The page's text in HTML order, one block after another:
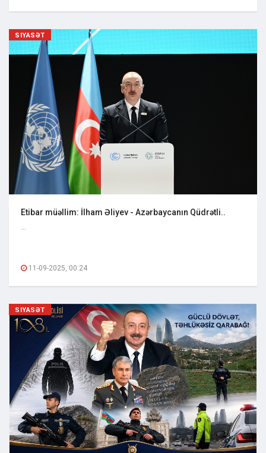
SIYASƏT
Etibar müəllim: İlham Əliyev - Azərbaycanın Qüdrətli..
...
11-09-2025, 00:24
SIYASƏT